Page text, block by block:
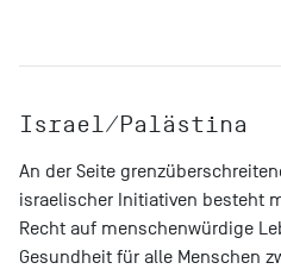
Israel/Palästina
An der Seite
israelischer Initiativen besteht
Recht auf menschenwürdige
Gesundheit für alle Menschen